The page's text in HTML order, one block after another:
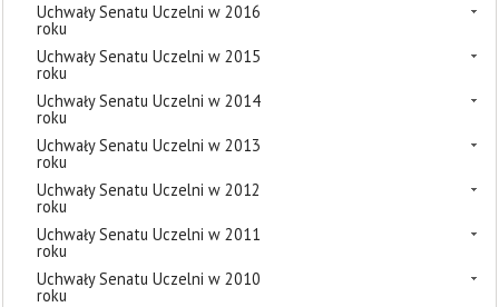
Uchwały Senatu Uczelni w 2016
roku
Uchwały Senatu Uczelni w 2015
roku
Uchwały Senatu Uczelni w 2014
roku
Uchwały Senatu Uczelni w 2013
roku
Uchwały Senatu Uczelni w 2012
roku
Uchwały Senatu Uczelni w 2011
roku
Uchwały Senatu Uczelni w 2010
roku